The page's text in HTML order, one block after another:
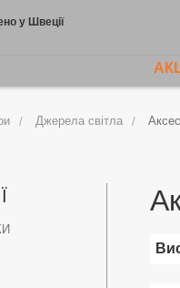
у Швеції
Джерела світла